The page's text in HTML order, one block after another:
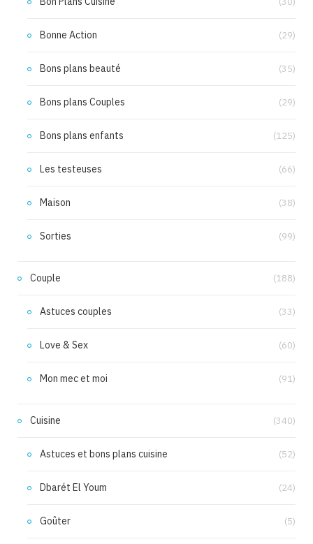
Bonne Action (29)
Bons plans beauté (35)
Bons plans Couples (29)
Bons plans enfants (125)
Les testeuses (66)
Maison (38)
Sorties (99)
Couple (188)
Astuces couples (33)
Love & Sex (60)
Mon mec et moi (91)
Cuisine (340)
Astuces et bons plans cuisine (52)
Dbarét El Youm (24)
Goûter (5)